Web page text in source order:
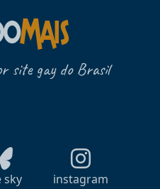
site gay do Brasil
sky instagram